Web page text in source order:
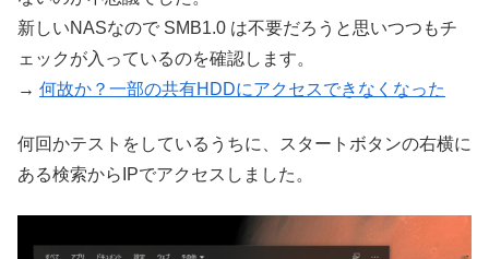
新しいNASなので SMB1.0 は不要だろうと思いつつもチ
ェックが入っているのを確認します。
→ 何故か？一部の共有HDDにアクセスできなくなった
何回かテストをしているうちに、スタートボタンの右横に
ある検索からIPでアクセスしました。